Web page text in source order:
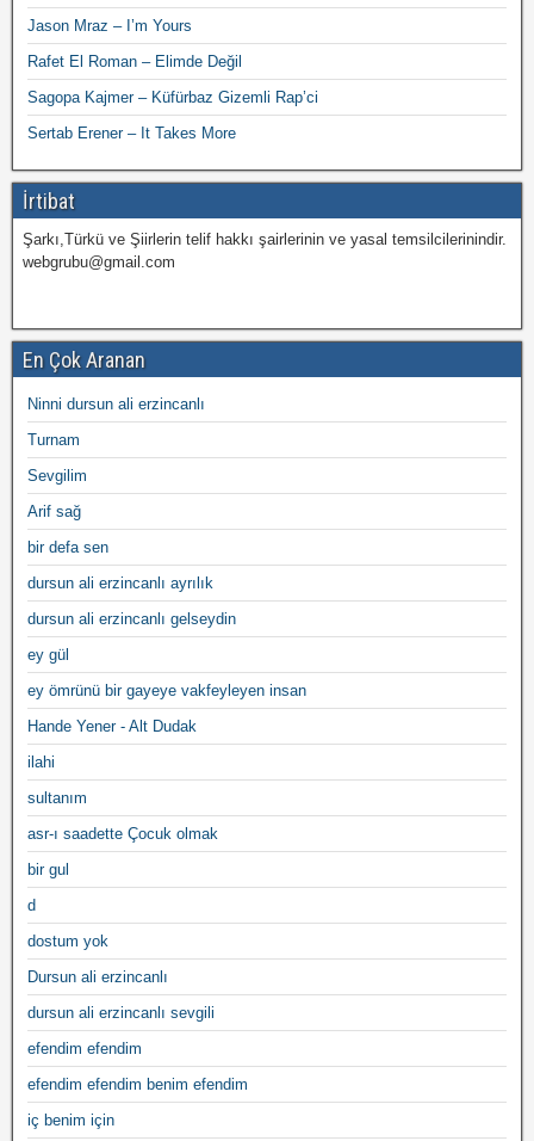
Jason Mraz – I’m Yours
Rafet El Roman – Elimde Değil
Sagopa Kajmer – Küfürbaz Gizemli Rap’ci
Sertab Erener – It Takes More
İrtibat
Şarkı,Türkü ve Şiirlerin telif hakkı şairlerinin ve yasal temsilcilerinindir.
webgrubu@gmail.com
En Çok Aranan
Ninni dursun ali erzincanlı
Turnam
Sevgilim
Arif sağ
bir defa sen
dursun ali erzincanlı ayrılık
dursun ali erzincanlı gelseydin
ey gül
ey ömrünü bir gayeye vakfeyleyen insan
Hande Yener - Alt Dudak
ilahi
sultanım
asr-ı saadette Çocuk olmak
bir gul
d
dostum yok
Dursun ali erzincanlı
dursun ali erzincanlı sevgili
efendim efendim
efendim efendim benim efendim
iç benim için